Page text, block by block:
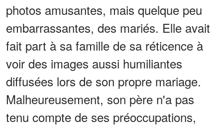
photos amusantes, mais quelque peu
embarrassantes, des mariés. Elle avait
fait part à sa famille de sa réticence à
voir des images aussi humiliantes
diffusées lors de son propre mariage.
Malheureusement, son père n'a pas
tenu compte de ses préoccupations,